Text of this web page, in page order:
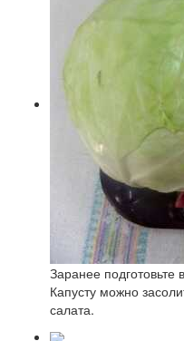
Заранее
Капусту можно
салата.